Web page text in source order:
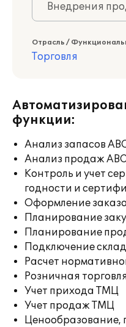
Внедрения
Отрасль /
Торговля
функции:
Анализ запасов
Анализ продаж
Контроль и учет
годности и
Оформление
Планирование
Планирование
Подключение
Расчет
Розничная торговля
Учет прихода ТМЦ
Учет продаж ТМЦ
Ценообразование,